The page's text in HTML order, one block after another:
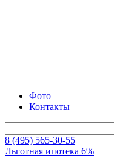
Фото
Контакты
8 (495) 565-30-55
Льготная ипотека 6%